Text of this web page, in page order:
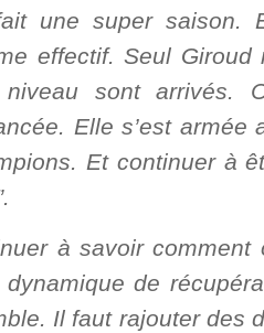
une super saison.
effectif. Seul Giroud
sont arrivés.
Elle s’est armée
Et continuer à
à savoir
de
Il faut rajouter des